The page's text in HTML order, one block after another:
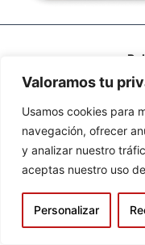
Valoramos tu
Usamos cookies para
navegación, ofrecer
y analizar nuestro
aceptas nuestro uso
PersonalizarCopyright